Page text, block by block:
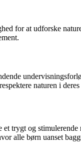
for at udforske
naturen i deres
trygt og
alle børn uanset